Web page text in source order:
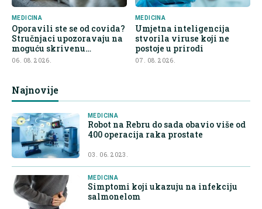
MEDICINA
Oporavili ste se od covida?
Stručnjaci upozoravaju na
moguću skrivenu
posljedicu
06. 08. 2026.
MEDICINA
Umjetna inteligencija
stvorila viruse koji ne
postoje u prirodi
07. 08. 2026.
Najnovije
MEDICINA
Robot na Rebru do sada obavio više od
400 operacija raka prostate
03. 06. 2023.
MEDICINA
Simptomi koji ukazuju na infekciju
salmonelom